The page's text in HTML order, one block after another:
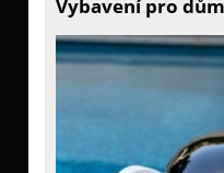
Vybavení pro